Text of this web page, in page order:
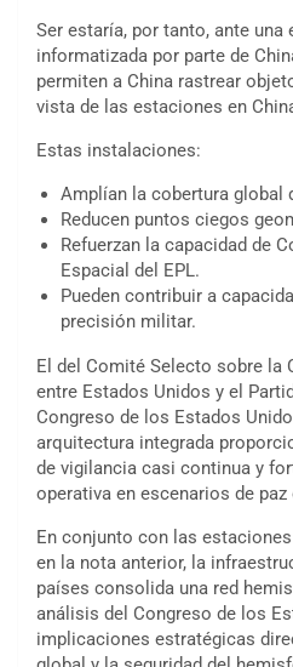
Ser estaría, por tanto, ante una
informatizada por parte de
permiten a China rastrear
vista de las estaciones en
Estas instalaciones:
Amplían la cobertura global
Reducen puntos ciegos
Refuerzan la capacidad de
Espacial del EPL.
Pueden contribuir a
precisión militar.
El del Comité Selecto sobre la
entre Estados Unidos y el
Congreso de los Estados
arquitectura integrada
de vigilancia casi continua y
operativa en escenarios de
En conjunto con las
en la nota anterior, la
países consolida una red
análisis del Congreso de los
implicaciones estratégicas